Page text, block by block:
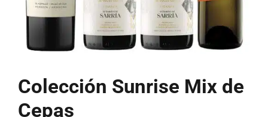
Colección Sunrise Mix de
Cepas